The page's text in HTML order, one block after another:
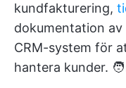
kundfakturering,
dokumentation
CRM-system för
hantera kunder.